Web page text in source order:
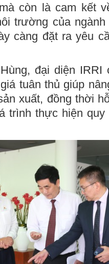
còn là cam kết
trường của
càng đặt ra yêu
đại diện
tuân thủ giúp
xuất, đồng thời
trình thực hiện